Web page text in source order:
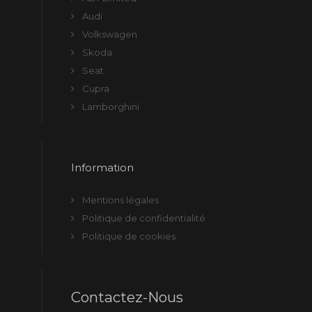
Audi
Volkswagen
Skoda
Seat
Cupra
Lamborghini
Information
Mentions légales
Politique de confidentialité
Politique de cookies
Contactez-Nous